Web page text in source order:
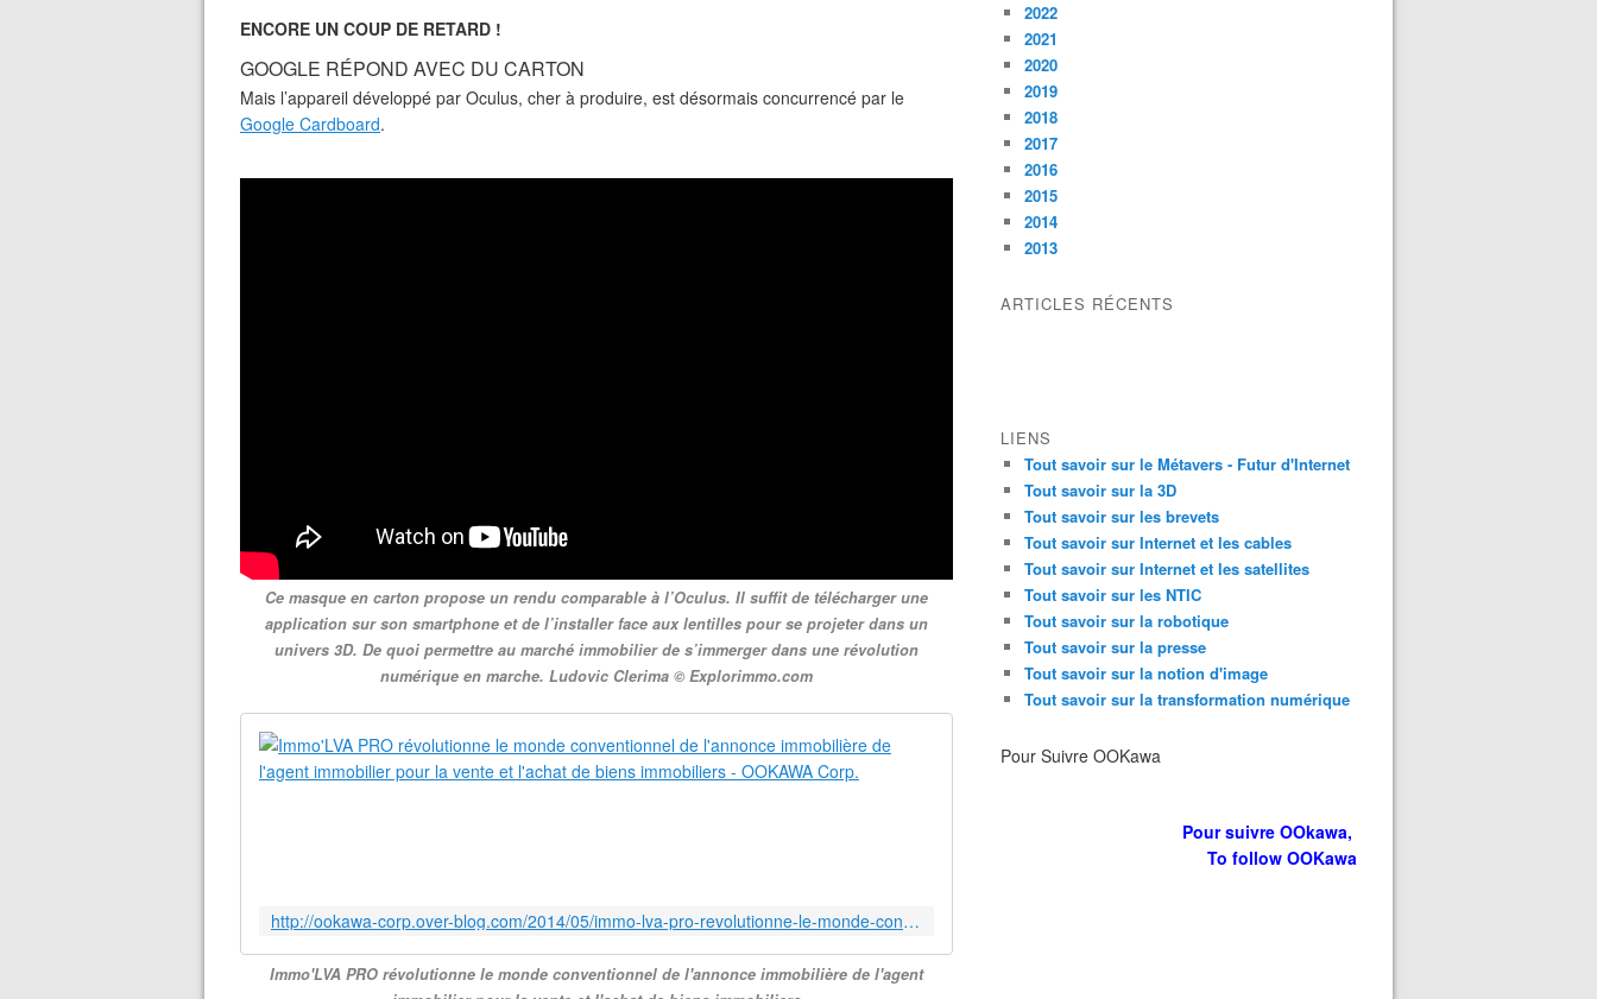
ENCORE UN COUP DE RETARD !
GOOGLE RÉPOND AVEC DU CARTON
Mais l’appareil développé par Oculus, cher à produire, est désormais concurrencé par le
Google Cardboard.
Ce masque en carton propose un rendu comparable à l’Oculus. Il suffit de télécharger une
application sur son smartphone et de l’installer face aux lentilles pour se projeter dans un
univers 3D. De quoi permettre au marché immobilier de s’immerger dans une révolution
numérique en marche. Ludovic Clerima © Explorimmo.com
Immo'LVA PRO révolutionne le monde conventionnel de l'annonce
A
http://ookawa-corp.over-blog.com/2014/05/immo-lva-pro-revolutionne-le-monde-conventionnel-de-l-annonce-immobiliere-de-l-agent-immobilier-pour-la-vente-et-l-achat-de-biens-im
Immo'LVA PRO révolutionne le monde conventionnel de l'annonce immobilière de l'agent
2022
2021
2020
2019
2018
2017
2016
2015
2014
2013
ARTICLES RÉCENTS
LIENS
Tout savoir sur le Métavers - Futur d'Internet
Tout savoir sur la 3D
Tout savoir sur les brevets
Tout savoir sur Internet et les cables
Tout savoir sur Internet et les satellites
Tout savoir sur les NTIC
Tout savoir sur la robotique
Tout savoir sur la presse
Tout savoir sur la notion d'image
Tout savoir sur la transformation numérique
Pour Suivre OOKawa
Pour suivre OOkawa,
To follow OOKawa